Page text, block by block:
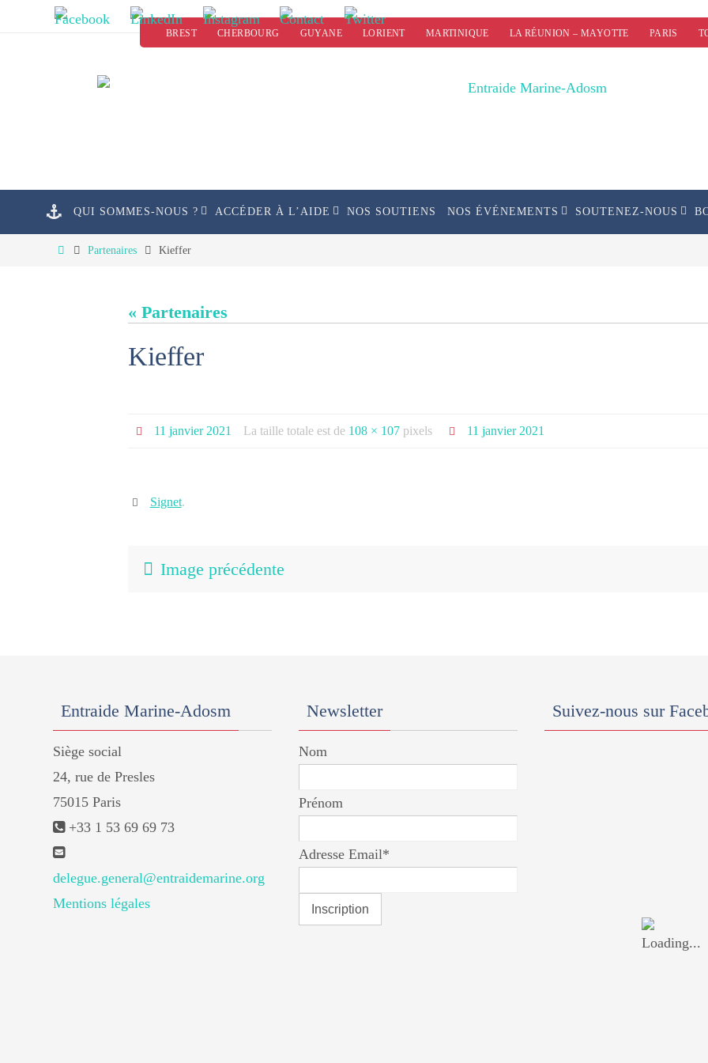
BREST CHERBOURG GUYANE LORIENT MARTINIQUE LA RÉUNION – MAYOTTE PARIS
QUI SOMMES-NOUS ? ACCÉDER À L’AIDE NOS SOUTIENS NOS ÉVÉNEMENTS SOUTENEZ-NOUS
HomePartenaires Kieffer
« Partenaires
Kieffer
11 janvier 2021 La taille totale est de 108 × 107pixels 11 janvier 2021
Signet.
Image précédente
Entraide Marine-Adosm
Siège social
24, rue de Presles
75015 Paris
+33 1 53 69 69 73
delegue.general@entraidemarine.org
Mentions légales
Newsletter
Nom
Prénom
Adresse Email*
Suivez-nous sur